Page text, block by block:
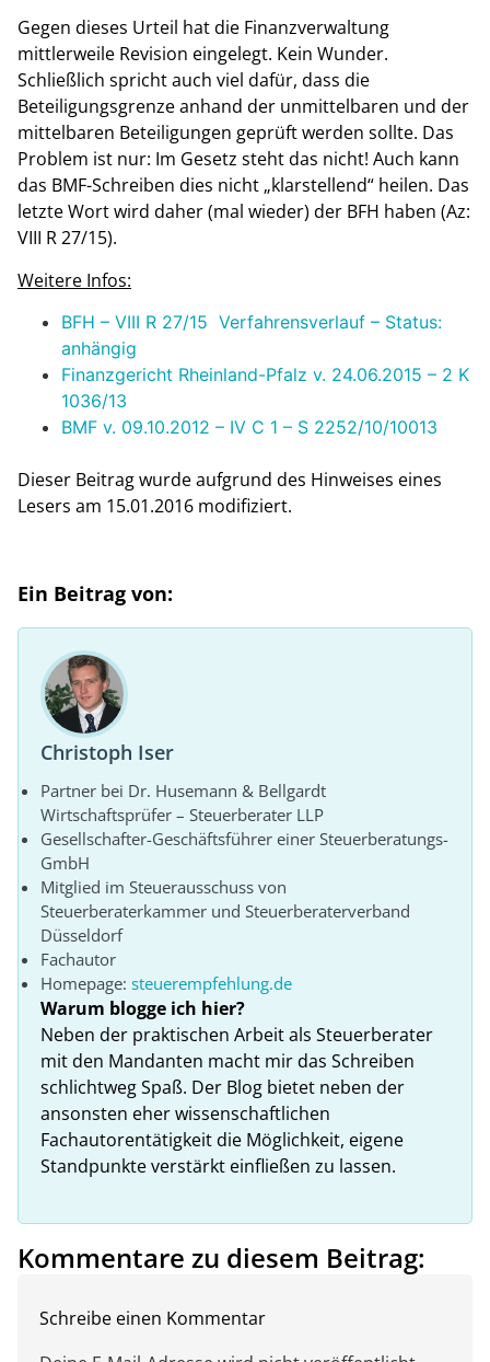
Gegen dieses Urteil hat die Finanzverwaltung
mittlerweile Revision eingelegt. Kein Wunder.
Schließlich spricht auch viel dafür, dass die
Beteiligungsgrenze anhand der unmittelbaren und der
mittelbaren Beteiligungen geprüft werden sollte. Das
Problem ist nur: Im Gesetz steht das nicht! Auch kann
das BMF-Schreiben dies nicht „klarstellend“ heilen. Das
letzte Wort wird daher (mal wieder) der BFH haben (Az:
VIII R 27/15).
Weitere Infos:
BFH – VIII R 27/15 Verfahrensverlauf – Status:
anhängig
Finanzgericht Rheinland-Pfalz v. 24.06.2015 – 2 K
1036/13
BMF v. 09.10.2012 – IV C 1 – S 2252/10/10013
Dieser Beitrag wurde aufgrund des Hinweises eines
Lesers am 15.01.2016 modifiziert.
Ein Beitrag von:
Christoph Iser
Partner bei Dr. Husemann & Bellgardt
Wirtschaftsprüfer – Steuerberater LLP
Gesellschafter-Geschäftsführer einer Steuerberatungs-
GmbH
Mitglied im Steuerausschuss von
Steuerberaterkammer und Steuerberaterverband
Düsseldorf
Fachautor
Homepage: steuerempfehlung.de
Warum blogge ich hier?
Neben der praktischen Arbeit als Steuerberater
mit den Mandanten macht mir das Schreiben
schlichtweg Spaß. Der Blog bietet neben der
ansonsten eher wissenschaftlichen
Fachautorentätigkeit die Möglichkeit, eigene
Standpunkte verstärkt einfließen zu lassen.
Kommentare zu diesem Beitrag:
Schreibe einen Kommentar